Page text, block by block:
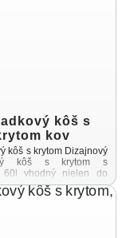
kôš s
kov
kôš s krytom Dizajnový
kôš s krytom s
60l vhodný nielen do
parky, ihriská, ale aj do
...